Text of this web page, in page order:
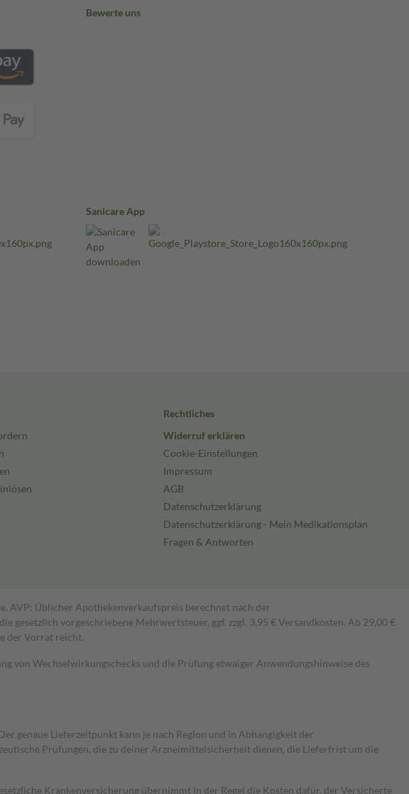
Bewerte uns
Sanicare App
Rechtliches
Widerruf erklären
Cookie-Einstellungen
Impressum
AGB
Datenschutzerklärung
Datenschutzerklärung - Mein Medikationsplan
Fragen & Antworten
AVP: Üblicher Apothekenverkaufspreis berechnet nach der
vorgeschriebene Mehrwertsteuer, ggf. zzgl. 3,95 € Versandkosten. Ab 29,00 €
der Vorrat reicht.
von Wechselwirkungschecks und die Prüfung etwaiger Anwendungshinweise des
genaue Lieferzeitpunkt kann je nach Region und in Abhängigkeit der
Prüfungen, die zu deiner Arzneimittelsicherheit dienen, die Lieferfrist um die
Krankenversicherung übernimmt in der Regel die Kosten dafür, der Versicherte